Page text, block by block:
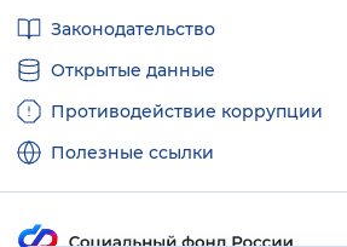
ссылкиЗаконодательство
Открытые данные
Противодействие коррупции
Полезные ссылки